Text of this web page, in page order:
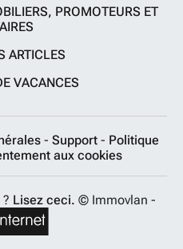
PROMOTEURS ET
ARTICLES
VACANCES
- Support - Politique
aux cookies
Lisez ceci. © Immovlan -